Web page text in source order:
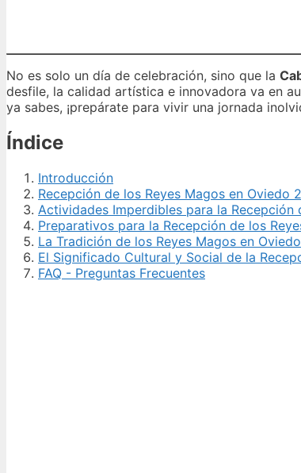
No es solo un día de celebración, sino que la
desfile, la calidad artística e innovadora va en
ya sabes, ¡prepárate para vivir una jornada
Índice
Introducción
Recepción de los Reyes Magos en Oviedo
Actividades Imperdibles para la
Preparativos para la Recepción de los
La Tradición de los Reyes Magos en
El Significado Cultural y Social de la
FAQ - Preguntas Frecuentes